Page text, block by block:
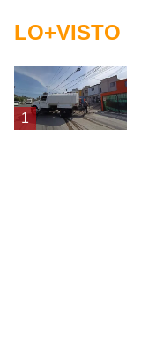
LO+VISTO
1